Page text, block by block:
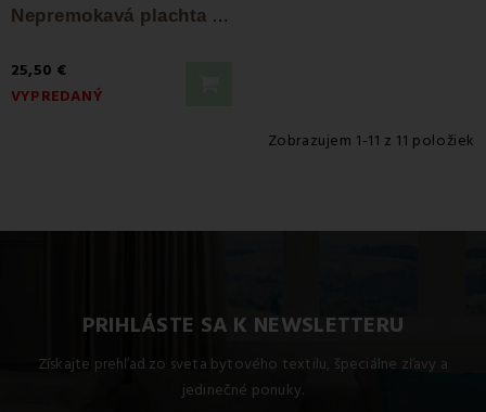
N
epremokavá plachta s gumičkou po obvode...
25,50 €
VYPREDANÝ
Zobrazujem 1-11 z 11 položiek
PRIHLÁSTE SA K NEWSLETTERU
Získajte prehľad zo sveta bytového textilu, špeciálne zľavy a
jedinečné ponuky.